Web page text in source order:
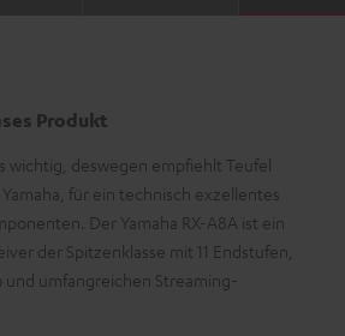
Produkt
wichtig, deswegen empfiehlt Teufel
für ein technisch exzellentes
Der Yamaha RX-A8A ist ein
der Spitzenklasse mit 11 Endstufen,
und umfangreichen Streaming-